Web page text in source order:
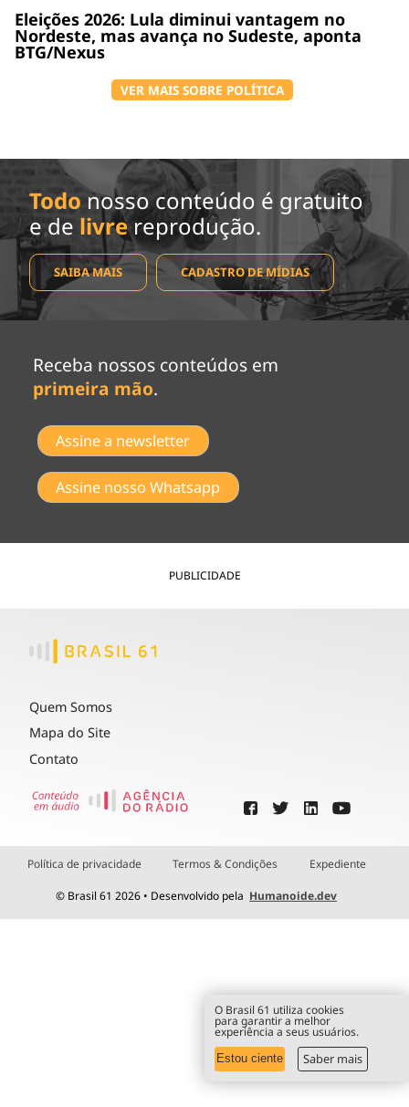
Eleições 2026: Lula diminui vantagem no
Nordeste, mas avança no Sudeste, aponta
BTG/Nexus
VER MAIS SOBRE POLÍTICA
Todo nosso conteúdo é gratuito
e de livrereprodução.
SAIBA MAIS CADASTRO DE MÍDIAS
Receba nossos conteúdos em
primeira mão.
Assine a newsletter
Assine nosso Whatsapp
PUBLICIDADE
Quem Somos
Mapa do Site
Contato
Política de privacidade Termos & Condições Expediente
© Brasil 61 2026 • Desenvolvido pela Humanoide.dev
O Brasil 61 utiliza cookies
para garantir a melhor
experiência a seus usuários.
Estou ciente Saber mais